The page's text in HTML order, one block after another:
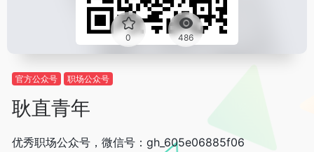
0 486
官方公众号 职场公众号
耿直青年
优秀职场公众号，微信号：gh_605e06885f06